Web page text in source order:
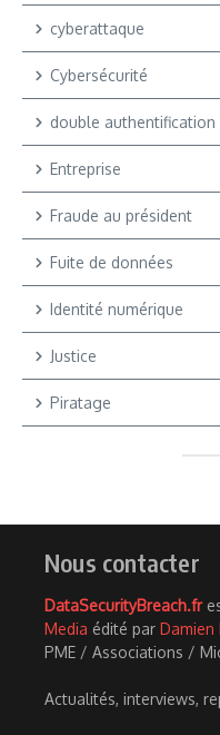
cyberattaque
Cybersécurité
double authentification
Entreprise
Fraude au président
Fuite de données
Identité numérique
Justice
Piratage
Nous contacter
DataSecurityBreach.fr
Media édité par Damien
PME / Associations /
Actualités, interviews,